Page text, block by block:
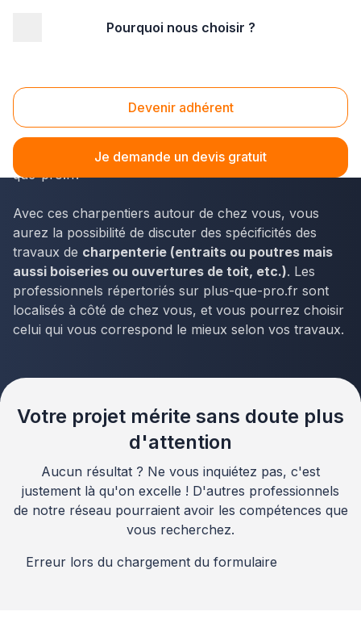
Pourquoi nous choisir ?
Devenir adhérent
Je demande un devis gratuit
Charpente Sainte-Anne (97227)
En Guadeloupe, les informations de contact des
charpentiers disponibles à Sainte-Anne sont sur plus-
que-pro.fr.
Avec ces charpentiers autour de chez vous, vous
aurez la possibilité de discuter des spécificités des
travaux de charpenterie (entraits ou poutres mais
aussi boiseries ou ouvertures de toit, etc.). Les
professionnels répertoriés sur plus-que-pro.fr sont
localisés à côté de chez vous, et vous pourrez choisir
celui qui vous correspond le mieux selon vos travaux.
Votre projet mérite sans doute plus
d'attention
Aucun résultat ? Ne vous inquiétez pas, c'est
justement là qu'on excelle ! D'autres professionnels
de notre réseau pourraient avoir les compétences que
vous recherchez.
Erreur lors du chargement du formulaire